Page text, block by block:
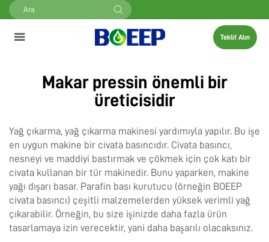
Teklif Alın
Makar pressin önemli bir
üreticisidir
Yağ çıkarma, yağ çıkarma makinesi yardımıyla yapılır. Bu işe
en uygun makine bir civata basıncıdır. Civata basıncı,
nesneyi ve maddiyi bastırmak ve çökmek için çok katı bir
civata kullanan bir tür makinedir. Bunu yaparken, makine
yağı dışarı basar. Parafin bası kurutucu (örneğin BOEEP
civata basıncı) çeşitli malzemelerden yüksek verimli yağ
çıkarabilir. Örneğin, bu size işinizde daha fazla ürün
tasarlamaya izin verecektir, yani daha başarılı olacaksınız.